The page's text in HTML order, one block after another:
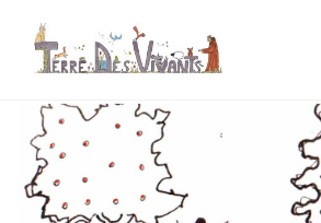
Aller au contenu principal